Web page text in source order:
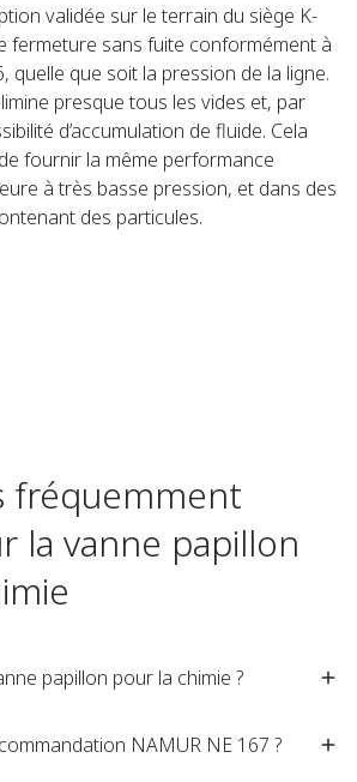
validée sur le terrain du siège K-
fermeture sans fuite conformément à
quelle que soit la pression de la ligne.
presque tous les vides et, par
d’accumulation de fluide. Cela
fournir la même performance
à très basse pression, et dans des
des particules.
fréquemment
la vanne papillon
papillon pour la chimie ?
NAMUR NE 167 ?